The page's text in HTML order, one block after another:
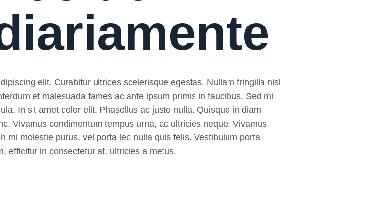
elit. Curabitur ultrices scelerisque egestas. Nullam fringilla nisl
et malesuada fames ac ante ipsum primis in faucibus. Sed mi
In sit amet dolor elit. Phasellus ac justo nulla. Quisque in diam
Vivamus condimentum tempus urna, ac ultricies neque. Vivamus
mi molestie purus, vel porta leo nulla quis felis. Vestibulum porta
efficitur in consectetur at, ultricies a metus.